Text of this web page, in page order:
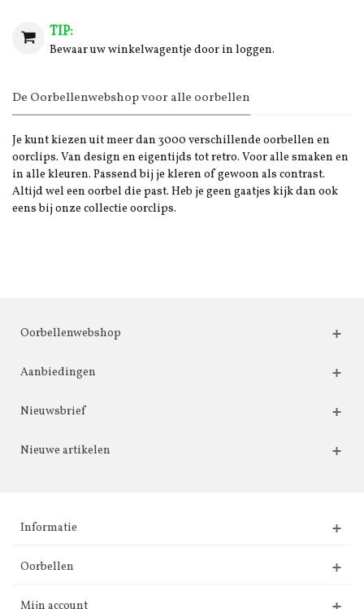
TIP:
Bewaar uw winkelwagentje door in loggen.
De Oorbellenwebshop voor alle oorbellen
Je kunt kiezen uit meer dan 3000 verschillende oorbellen en
oorclips. Van design en eigentijds tot retro. Voor alle smaken en
in alle kleuren. Passend bij je kleren of gewoon als contrast.
Altijd wel een oorbel die past. Heb je geen gaatjes kijk dan ook
eens bij onze collectie oorclips.
Oorbellenwebshop
Aanbiedingen
Nieuwsbrief
Nieuwe artikelen
Informatie
Oorbellen